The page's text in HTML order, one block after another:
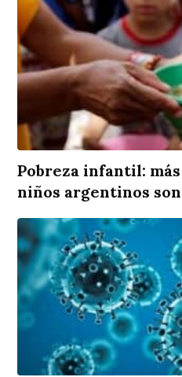
Pobreza infantil:
niños argentinos